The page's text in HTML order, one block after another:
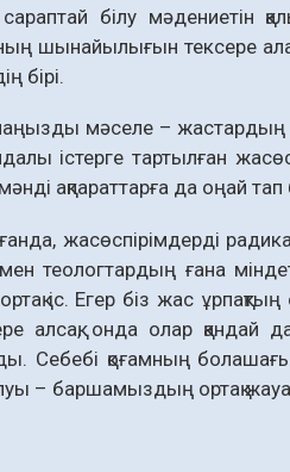
сараптай білу мәдениетін
шынайылығын тексере
бірі.
мәселе – жастардың
істерге тартылған
ақпараттарға да оңай
жасөспірімдерді
теологтардың ғана
іс. Егер біз жас
алсақ, онда олар қандай
Себебі қоғамның
– баршамыздың ортақ